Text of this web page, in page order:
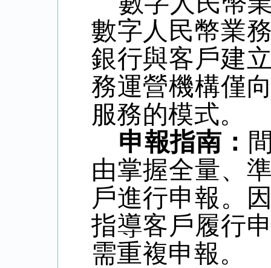
數字人民幣業
銀行與客戶建
務運營機構僅
服務的模式。
申報指南：
由掌握全量、
戶進行申報。
指導客戶履行
需重複申報。